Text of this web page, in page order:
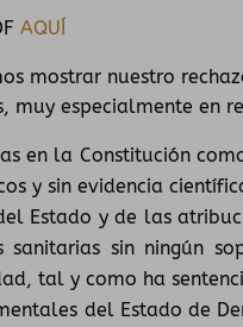
AQUÍ
mostrar nuestro
muy especialmente en
en la Constitución
y sin evidencia
Estado y de las
sanitarias sin ningún
tal y como ha
del Estado de